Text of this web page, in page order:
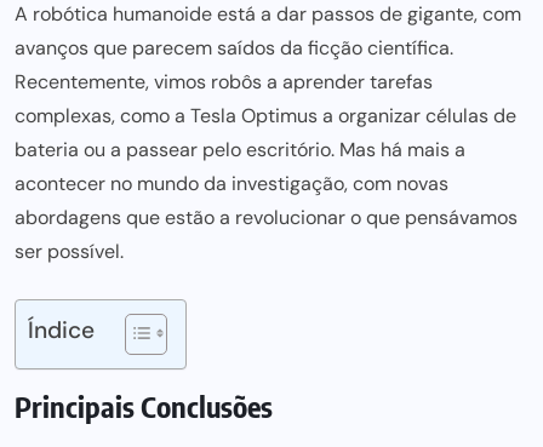
A robótica humanoide está a dar passos de gigante, com
avanços que parecem saídos da ficção científica.
Recentemente, vimos robôs a aprender tarefas
complexas, como a Tesla Optimusa organizar células de
bateria ou a passear pelo escritório. Mas há mais a
acontecer no mundo da investigação, com novas
abordagens que estão a revolucionar o que pensávamos
ser possível.
Índice
Principais Conclusões